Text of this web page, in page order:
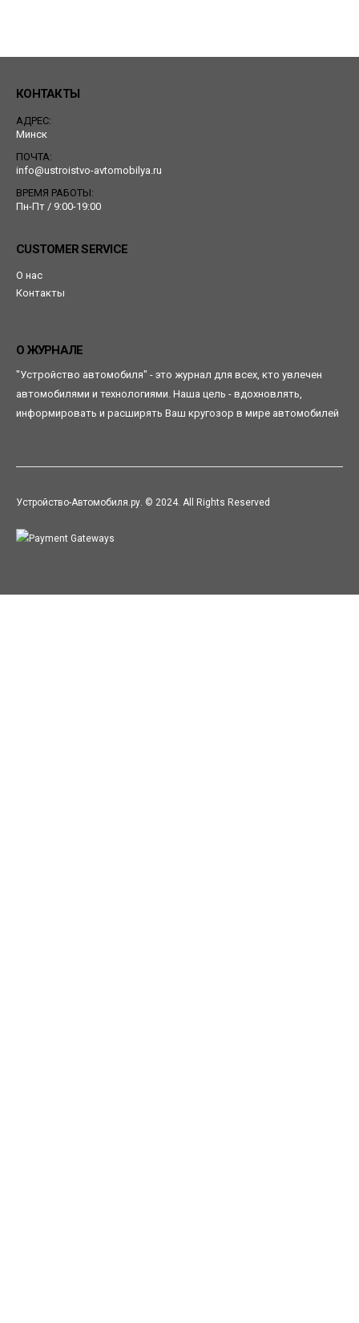
КОНТАКТЫ
АДРЕС:
Минск
ПОЧТА:
info@ustroistvo-avtomobilya.ru
ВРЕМЯ РАБОТЫ:
Пн-Пт / 9:00-19:00
CUSTOMER SERVICE
О нас
Контакты
О ЖУРНАЛЕ
"Устройство автомобиля" - это журнал для всех, кто увлечен
автомобилями и технологиями. Наша цель - вдохновлять,
информировать и расширять Ваш кругозор в мире автомобилей
Устройство-Автомобиля.ру. © 2024. All Rights Reserved